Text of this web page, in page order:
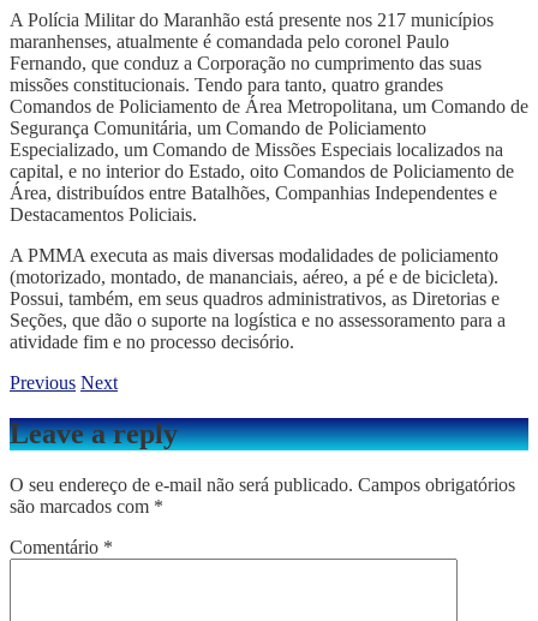
A Polícia Militar do Maranhão está presente nos 217 municípios
maranhenses, atualmente é comandada pelo coronel Paulo
Fernando, que conduz a Corporação no cumprimento das suas
missões constitucionais. Tendo para tanto, quatro grandes
Comandos de Policiamento de Área Metropolitana, um Comando de
Segurança Comunitária, um Comando de Policiamento
Especializado, um Comando de Missões Especiais localizados na
capital, e no interior do Estado, oito Comandos de Policiamento de
Área, distribuídos entre Batalhões, Companhias Independentes e
Destacamentos Policiais.
A PMMA executa as mais diversas modalidades de policiamento
(motorizado, montado, de mananciais, aéreo, a pé e de bicicleta).
Possui, também, em seus quadros administrativos, as Diretorias e
Seções, que dão o suporte na logística e no assessoramento para a
atividade fim e no processo decisório.
Previous Next
Leave a reply
O seu endereço de e-mail não será publicado. Campos obrigatórios
são marcados com *
Comentário *